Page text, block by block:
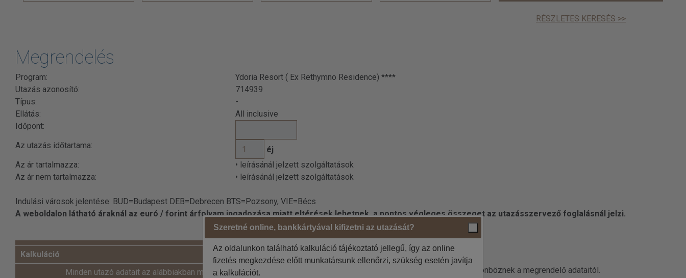
RÉSZLETES KERESÉS >>
Megrendelés
Program:
Ydoria Resort ( Ex Rethymno Residence) ****
Utazás azonosító:
714939
Típus:
-
Ellátás:
All inclusive
Időpont:
Az utazás időtartama:
éj
Az ár tartalmazza:
• leírásánál jelzett szolgáltatások
Az ár nem tartalmazza:
• leírásánál jelzett szolgáltatások
Indulási városok jelentése: BUD=Budapest DEB=Debrecen BTS=Pozsony, VIE=Bécs
A weboldalon látható áraknál az euró / forint árfolyam ingadozása miatt eltérések lehetnek, a pontos végleges összeget az utazásszervező foglalásnál jelzi.
Kalkuláció
Minden utazó adatait az alábbiakban megadni szíveskedjenek!
Megrendelő adatai
Jelölje be, ha az 1. utas adatai különböznek a megrendelő adataitól.
Szeretné online, bankkártyával kifizetni az utazását?
Az oldalunkon található kalkuláció tájékoztató jellegű, így az online
fizetés megkezdése előtt munkatársunk ellenőrzi, szükség esetén javítja
a kalkulációt.